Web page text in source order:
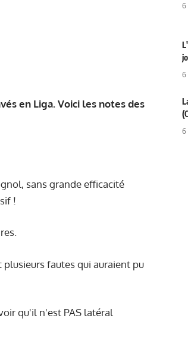
en Liga. Voici les notes des
sans grande efficacité
!
fautes qui auraient pu
qu'il n'est PAS latéral
6
6
6